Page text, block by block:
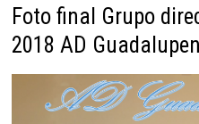
Foto final Grupo
2018 AD